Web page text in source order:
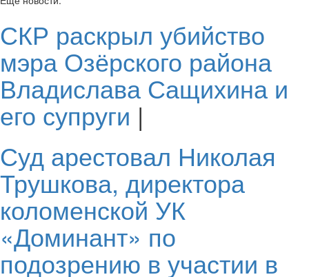
СКР раскрыл убийство
мэра Озёрского района
Владислава Сащихина и
его супруги |
Суд арестовал Николая
Трушкова, директора
коломенской УК
«Доминант» по
подозрению в участии в